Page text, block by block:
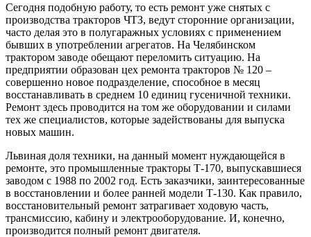
Сегодня подобную работу, то есть ремонт уже снятых с
производства тракторов ЧТЗ, ведут сторонние организации,
часто делая это в полугаражных условиях с применением
бывших в употреблении агрегатов. На Челябинском
трактором заводе обещают переломить ситуацию. На
предприятии образован цех ремонта тракторов № 120 –
совершенно новое подразделение, способное в месяц
восстанавливать в среднем 10 единиц гусеничной техники.
Ремонт здесь проводится на том же оборудовании и силами
тех же специалистов, которые задействованы для выпуска
новых машин.
Львиная доля техники, на данный момент нуждающейся в
ремонте, это промышленные тракторы Т-170, выпускавшиеся
заводом с 1988 по 2002 год. Есть заказчики, заинтересованные
в восстановлении и более ранней модели Т-130. Как правило,
восстановительный ремонт затрагивает ходовую часть,
трансмиссию, кабину и электрооборудование. И, конечно,
производится полный ремонт двигателя.